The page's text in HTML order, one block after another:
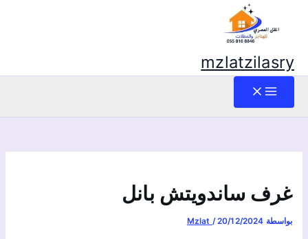
إ
م
mzlatzilasry
غرف ساندويتش بانل
بواسطة Mzlat /20/12/2024